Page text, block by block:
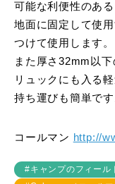
可能な利便性のあ
地面に固定して使
つけて使用します。
また厚さ32mm以
リュックにも入る
持ち運びも簡単です
コールマン http://
#キャンプのフィール